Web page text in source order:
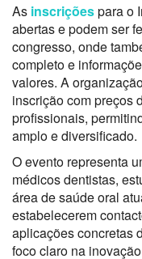
As inscriçõespara o
abertas e podem ser
congresso, onde
completo e
valores. A
inscrição com preços
profissionais,
amplo e diversificado.
O evento representa
médicos dentistas,
área de saúde oral
estabelecerem
aplicações concretas
foco claro na